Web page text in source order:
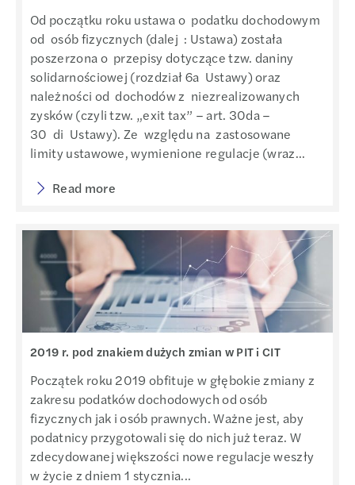
Od początku roku ustawa o podatku dochodowym
od osób fizycznych (dalej : Ustawa) została
poszerzona o przepisy dotyczące tzw. daniny
solidarnościowej (rozdział 6a Ustawy) oraz
należności od dochodów z niezrealizowanych
zysków (czyli tzw. „exit tax” – art. 30da –
30 di Ustawy). Ze względu na zastosowane
limity ustawowe, wymienione regulacje (wraz...
Read more
2019 r. pod znakiem dużych zmian w PIT i CIT
Początek roku 2019 obfituje w głębokie zmiany z
zakresu podatków dochodowych od osób
fizycznych jak i osób prawnych. Ważne jest, aby
podatnicy przygotowali się do nich już teraz. W
zdecydowanej większości nowe regulacje weszły
w życie z dniem 1 stycznia...